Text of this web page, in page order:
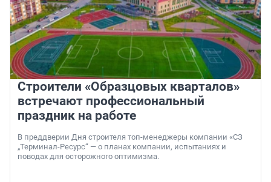
Строители «Образцовых кварталов»
встречают профессиональный
праздник на работе
В преддверии Дня строителя топ-менеджеры компании «СЗ
„Терминал-Ресурс“ — о планах компании, испытаниях и
поводах для осторожного оптимизма.